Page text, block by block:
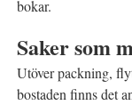
bokar.
Saker som
Utöver packning,
bostaden finns det